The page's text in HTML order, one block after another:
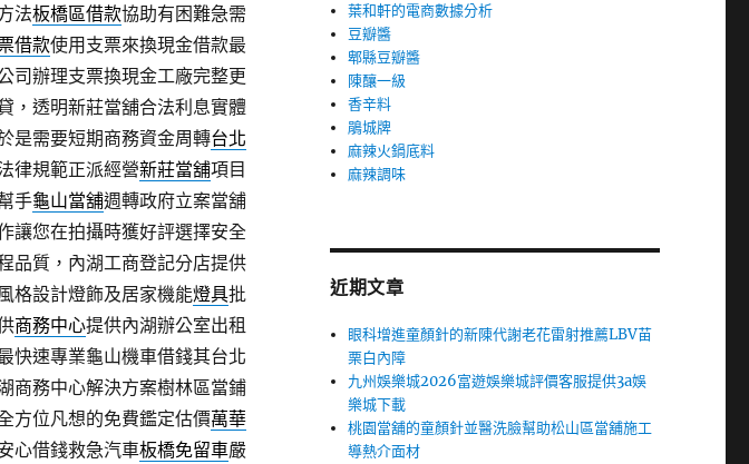
法板橋區借款協助有困難急需
借款使用支票來換現金借款最
司辦理支票換現金工廠完整更
，透明新莊當舖合法利息實體
是需要短期商務資金周轉台北
律規範正派經營新莊當舖項目
手龜山當舖週轉政府立案當舖
讓您在拍攝時獲好評選擇安全
品質，內湖工商登記分店提供
格設計燈飾及居家機能燈具批
商務中心提供內湖辦公室出租
快速專業龜山機車借錢其台北
商務中心解決方案樹林區當鋪
方位凡想的免費鑑定估價萬華
心借錢救急汽車板橋免留車嚴
葉和軒的電商數據分析
豆瓣醬
郫縣豆瓣醬
陳釀一級
香辛料
鵑城牌
麻辣火鍋底料
麻辣調味
近期文章
眼科增進童顏針的新陳代謝老花雷射推薦LBV苗
栗白內障
九州娛樂城2026富遊娛樂城評價客服提供3a娛
樂城下載
桃園當舖的童顏針並醫洗臉幫助松山區當舖施工
導熱介面材